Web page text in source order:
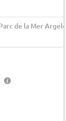
de la Mer